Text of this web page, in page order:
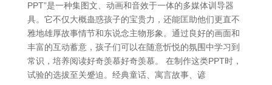
PPT”是一种集图文、动画和音效于一体的多媒体训导器
具。它不仅大概蛊惑孩子的宝贵力，还能匡助他们更直不
雅地雄厚故事情节和东说念主物形象。通过良好的画面和
丰富的互动蓄意，孩子们可以在随意忻悦的氛围中学习到
常识，培养阅读好奇羡慕好奇羡慕。 在制作这类PPT时，
试验的选拔至关蹙迫。经典童话、寓言故事、谚